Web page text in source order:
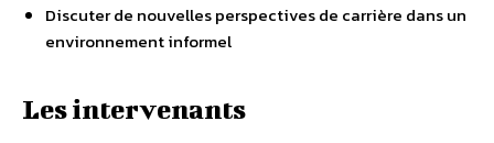
Discuter de nouvelles perspectives de carrière dans un
environnement informel
Les intervenants